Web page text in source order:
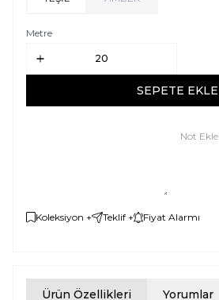
Metre
SEPETE EKLE
Not Ekle
Koleksiyon + Teklif + Fiyat Alarmı
Ürün Özellikleri Yorumlar